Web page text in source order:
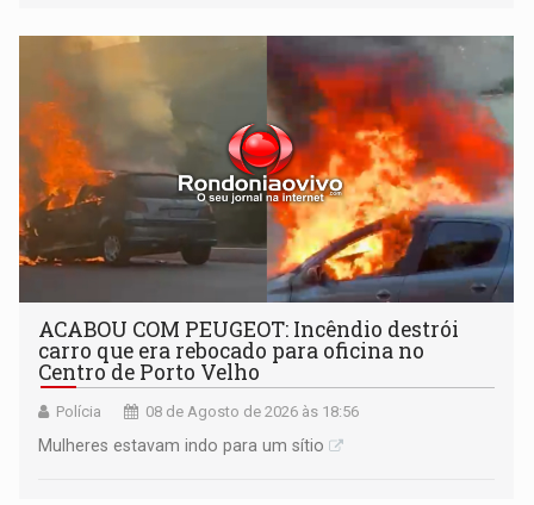
órbita
ACABOU COM PEUGEOT: Incêndio destrói
carro que era rebocado para oficina no
Centro de Porto Velho
Polícia 08 de Agosto de 2026 às 18:56
Mulheres estavam indo para um sítio